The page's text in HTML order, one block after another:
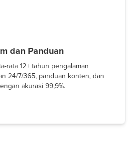
dan Panduan
rata 12+ tahun pengalaman
24/7/365, panduan konten, dan
akurasi 99,9%.